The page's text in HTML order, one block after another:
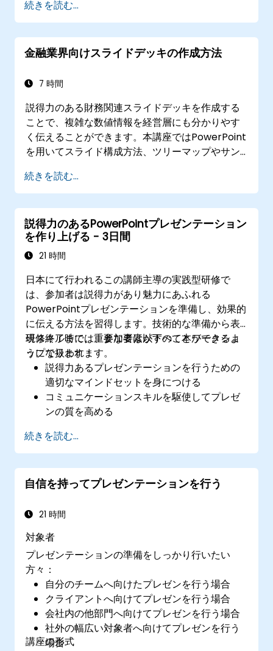
願う医療専門家や臨床教育担当者向けの講座で
す。
続きを読む...
金融業界向けスライドデッキの作成方法
7 時間
説得力のある財務関連スライドデッキを作成する
ことで、複雑な数値情報を経営層にも分かりやす
く伝えることができます。本講座ではPowerPoint
を用いてスライド構成方法、ツリーマップやサン
ト、そして重要な財務指標を明確に示すシンプル
なレポートテーブルの作り方など、さまざまなデ
ザイン戦略について解説します。さらにExcelとの
連携手法を学ぶことで動的なデータの取り込みや
重要数値の強調表現が可能になり、信頼性の高い
財務情報のプレゼンテーションスキルも身につき
続きを読む...
説得力のあるPowerPointプレゼンテーション
を作り上げる - 3日間
21 時間
日本にて行われるこの講師主導の実践型研修で
は、参加者は説得力があり魅力にあふれる
PowerPointプレゼンテーションを準備し、効果的
に伝える方法を習得します。技術的な準備から表
現スキルまで、重要な要素がすべて本ワークショ
ップで扱われます。
研修終了時には、参加者は以下のことができるよ
うになります：
説得力あるプレゼンテーションを行うための
適切なマインドセットを身につける
コミュニケーションスキルを駆使してプレゼ
ンの質を高める
を作成する
聴衆との信頼関係を築き、アイデアや提案
書、製品・サービスの販売につなげる
続きを読む...
自信を持ってプレゼンテーションを行う
21 時間
対象者
プレゼンテーションの準備をしっかり行いたい
方々：
自分のチームへ向けたプレゼンを行う場合
クライアントへ向けてプレゼンを行う場合
会社内の他部門へ向けてプレゼンを行う場合
社外の幅広い対象者へ向けてプレゼンを行う
場合
講座の形式